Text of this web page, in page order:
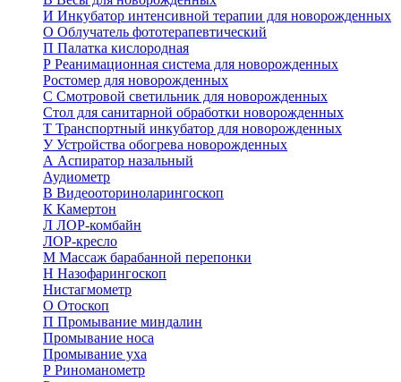
И Инкубатор интенсивной терапии для новорожденных
О Облучатель фототерапевтический
П Палатка кислородная
Р Реанимационная система для новорожденных
Ростомер для новорожденных
С Смотровой светильник для новорожденных
Стол для санитарной обработки новорожденных
Т Транспортный инкубатор для новорожденных
УУстройства обогрева новорожденных
А Аспиратор назальный
Аудиометр
В Видеооториноларингоскоп
К Камертон
Л ЛОР-комбайн
ЛОР-кресло
М Массаж барабанной перепонки
Н Назофарингоскоп
Нистагмометр
О Отоскоп
П Промывание миндалин
Промывание носа
Промывание уха
Р Риноманометр